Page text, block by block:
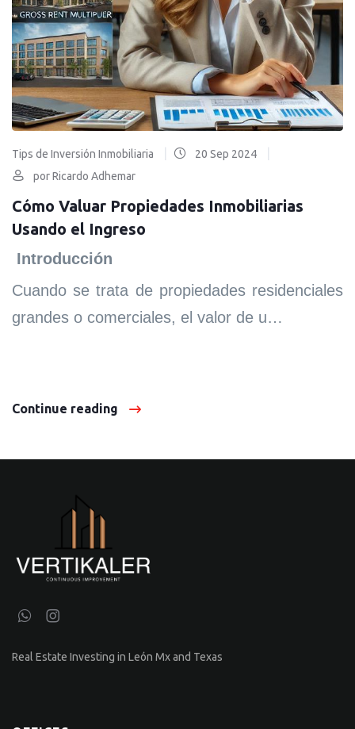
Tips de Inversión Inmobiliaria 20 Sep 2024
por Ricardo Adhemar
Cómo Valuar Propiedades Inmobiliarias
Usando el Ingreso
Introducción
Cuando se trata de propiedades residenciales
grandes o comerciales, el valor de u…
Continue reading
Real Estate Investing in León Mx and Texas